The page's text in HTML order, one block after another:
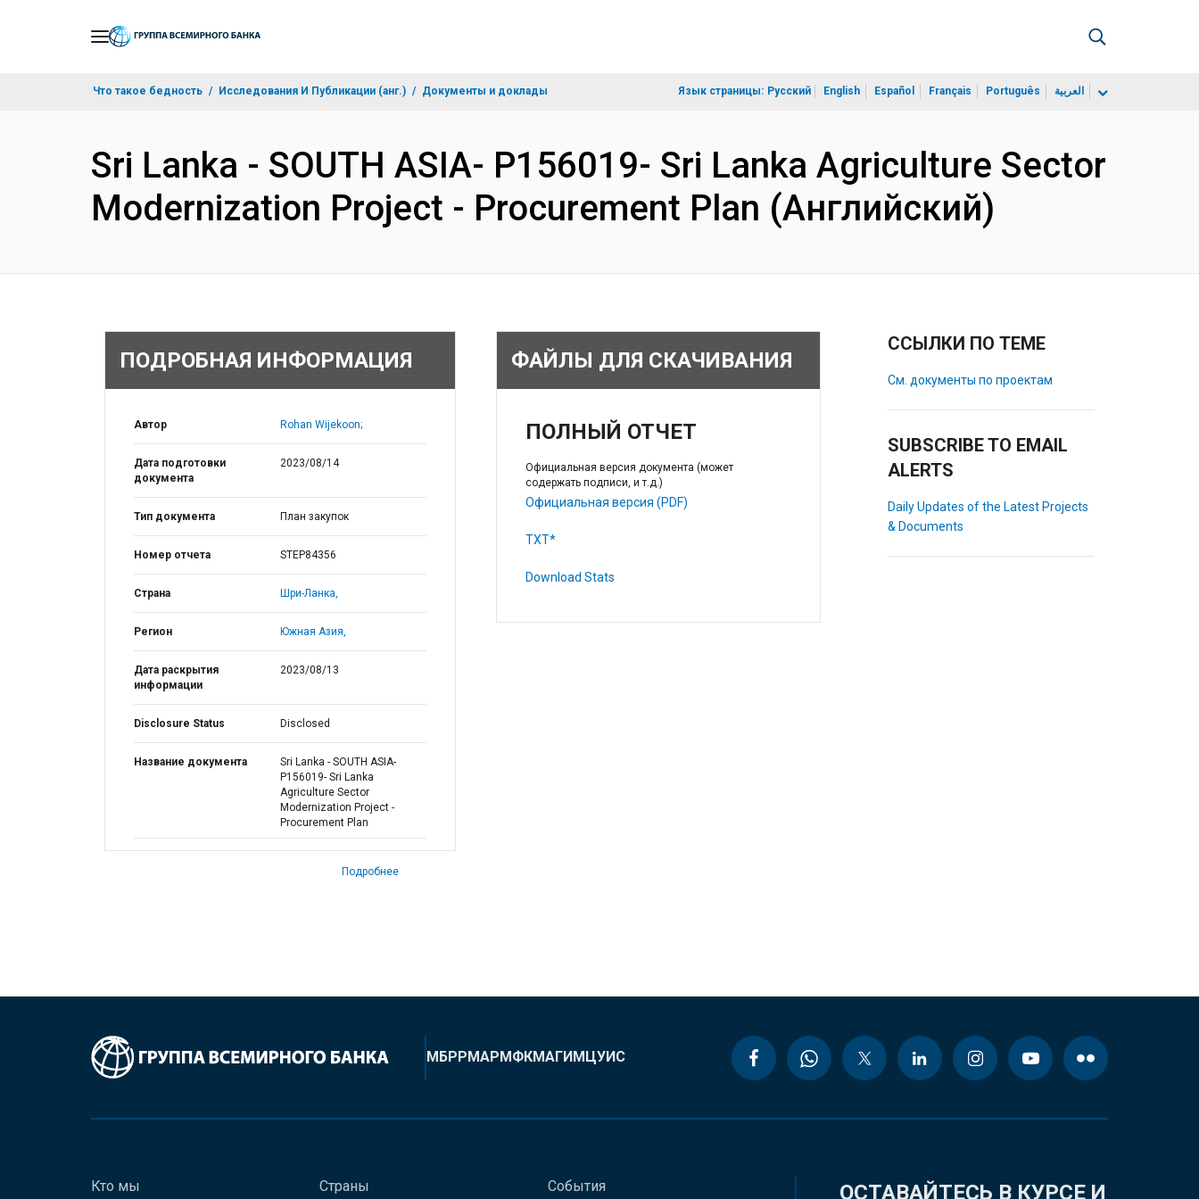
Что такое бедность Исследования И Публикации (анг.) Документы и доклады Язык страницы: Русский English Español Français Português العربية
Sri Lanka - SOUTH ASIA- P156019- Sri Lanka Agriculture Sector
Modernization Project - Procurement Plan (Английский)
ПОДРОБНАЯ ИНФОРМАЦИЯ
Автор Rohan Wijekoon;
Дата подготовки
документа
2023/08/14
Тип документа План закупок
Номер отчета STEP84356
Страна Шри-Ланка,
Регион Южная Азия,
Дата раскрытия
информации
2023/08/13
Disclosure Status Disclosed
Название документа
Sri Lanka - SOUTH ASIA-
P156019- Sri Lanka
Agriculture Sector
Modernization Project -
Procurement Plan
Подробнее
ФАЙЛЫ ДЛЯ СКАЧИВАНИЯ
ПОЛНЫЙ ОТЧЕТ
Официальная версия документа (может
содержать подписи, и т.д.)
Официальная версия (PDF)
TXT*
Download Stats
ССЫЛКИ ПО ТЕМЕ
См. документы по проектам
SUBSCRIBE TO EMAIL
ALERTS
Daily Updates of the Latest Projects
& Documents
МБРРМАРМФКМАГИМЦУИС
Кто мы Страны События ОСТАВАЙТЕСЬ В КУРСЕ И